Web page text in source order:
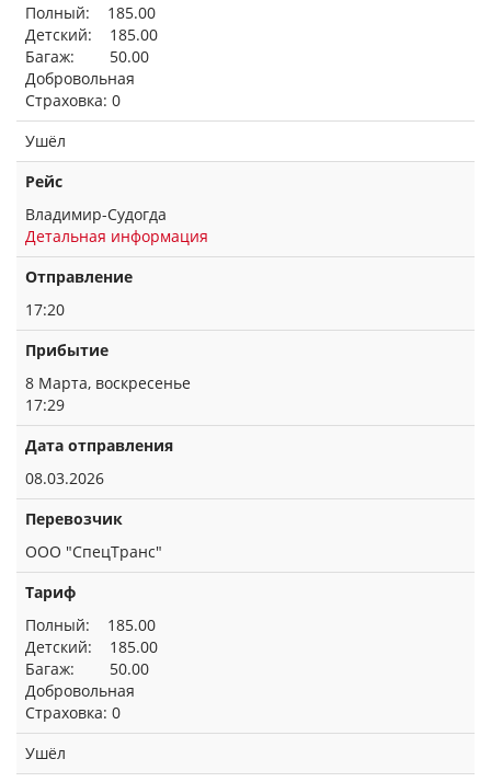
Полный: 185.00
Детский: 185.00
Багаж: 50.00
Добровольная
Страховка: 0
Ушёл
Рейс
Владимир-Судогда
Детальная информация
Отправление
17:20
Прибытие
8 Марта, воскресенье
17:29
Дата отправления
08.03.2026
Перевозчик
ООО "СпецТранс"
Тариф
Полный: 185.00
Детский: 185.00
Багаж: 50.00
Добровольная
Страховка: 0
Ушёл